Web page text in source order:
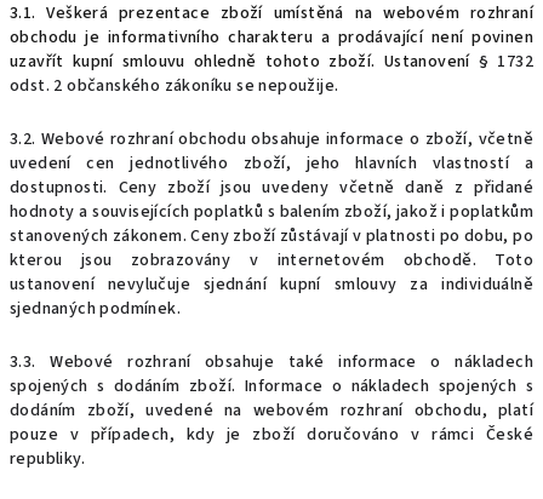
3.1. Veškerá prezentace zboží umístěná na webovém rozhraní
obchodu je informativního charakteru a prodávající není povinen
uzavřít kupní smlouvu ohledně tohoto zboží. Ustanovení § 1732
odst. 2 občanského zákoníku se nepoužije.
3.2. Webové rozhraní obchodu obsahuje informace o zboží, včetně
uvedení cen jednotlivého zboží, jeho hlavních vlastností a
dostupnosti. Ceny zboží jsou uvedeny včetně daně z přidané
hodnoty a souvisejících poplatků s balením zboží, jakož i poplatkům
stanovených zákonem. Ceny zboží zůstávají v platnosti po dobu, po
kterou jsou zobrazovány v internetovém obchodě. Toto
ustanovení nevylučuje sjednání kupní smlouvy za individuálně
sjednaných podmínek.
3.3. Webové rozhraní obsahuje také informace o nákladech
spojených s dodáním zboží. Informace o nákladech spojených s
dodáním zboží, uvedené na webovém rozhraní obchodu, platí
pouze v případech, kdy je zboží doručováno v rámci České
republiky.